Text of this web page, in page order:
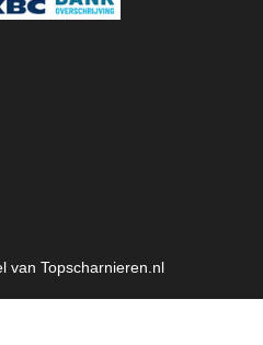
van Topscharnieren.nl